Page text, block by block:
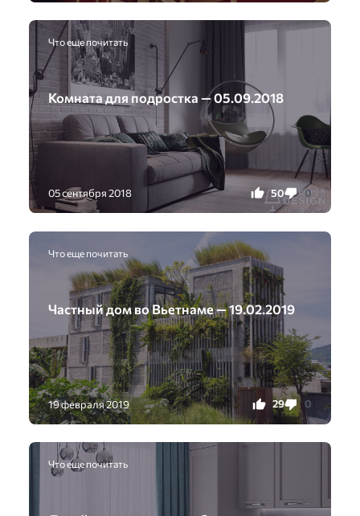
Что еще почитать
Комната для подростка — 05.09.2018
05 сентября 2018 50 0
Что еще почитать
Частный дом во Вьетнаме — 19.02.2019
19 февраля 2019 29 0
Что еще почитать